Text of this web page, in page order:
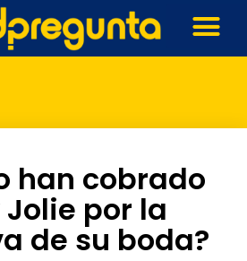
han cobrado
Jolie por la
de su boda?